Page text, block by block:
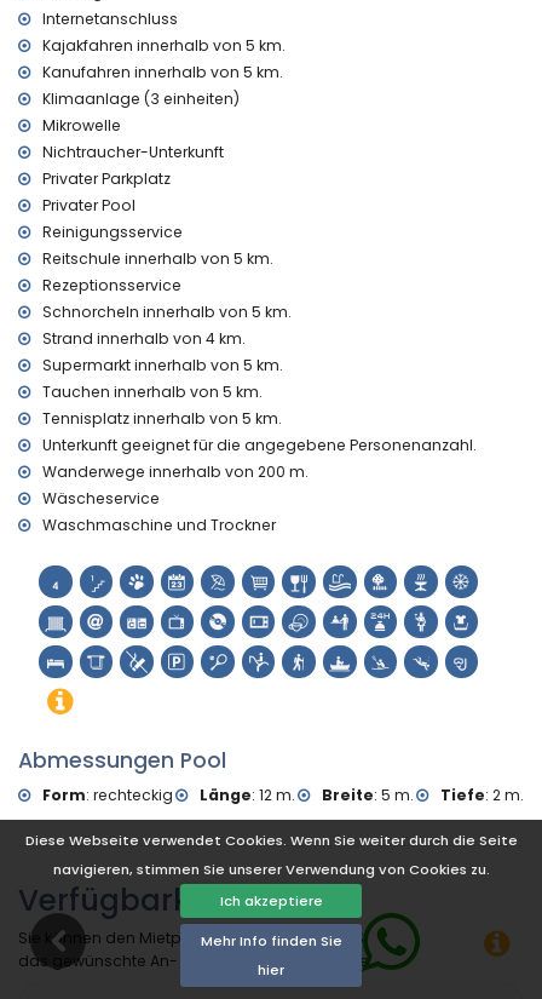
Diese Webseite verwendet Cookies. Wenn Sie weiter durch die Seite
navigieren, stimmen Sie unserer Verwendung von Cookies zu.
Ich akzeptiere
Mehr Info finden Sie
hier
Schloss (Denia) (innerhalb von 5 Kilometern von der
Unterkunft)
Sport
Wandern (innerhalb von 1000 Metern von der Villa)
Tennis, Reiten, Kanufahren, Kajakfahren, Tauchen und
Schnorcheln (innerhalb von 5 Kilometern von der Villa)
Golf (La Sella) (innerhalb von 10 Kilometern von der Villa)
Windsurfen (innerhalb von 25 Kilometern von der Villa)
Internetanschluss
Kajakfahren innerhalb von 5 km.
Kanufahren innerhalb von 5 km.
Klimaanlage (3 einheiten)
Mikrowelle
Nichtraucher-Unterkunft
Privater Parkplatz
Privater Pool
Reinigungsservice
Reitschule innerhalb von 5 km.
Rezeptionsservice
Schnorcheln innerhalb von 5 km.
Strand innerhalb von 4 km.
Supermarkt innerhalb von 5 km.
Tauchen innerhalb von 5 km.
Tennisplatz innerhalb von 5 km.
Unterkunft geeignet für die angegebene Personenanzahl.
Wanderwege innerhalb von 200 m.
Wäscheservice
Waschmaschine und Trockner
Abmessungen Pool
Form: rechteckig Länge: 12 m. Breite: 5 m. Tiefe: 2 m.
Verfügbarkeit
Sie können den Mietpreis berechnen, indem Sie auf
das gewünschte An- und Abreisedatum klicken!